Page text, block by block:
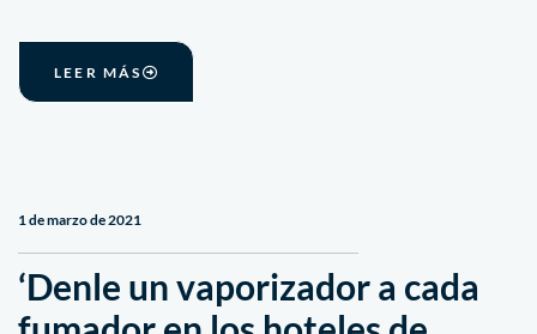
LEER MÁS
1 de marzo de 2021
‘Denle un vaporizador a cada